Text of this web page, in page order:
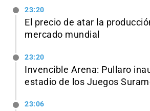
23:20
El precio de atar la
mercado mundial
23:20
Invencible Arena: Pullaro
estadio de los Juegos
23:06